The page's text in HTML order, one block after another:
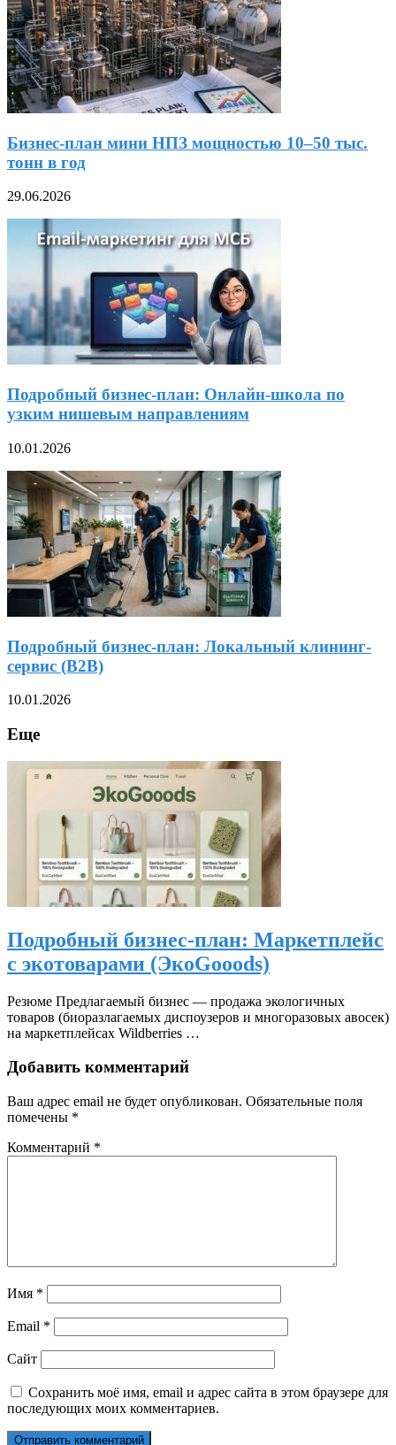
Бизнес-план мини НПЗ мощностью 10–50 тыс.
тонн в год
29.06.2026
Подробный бизнес-план: Онлайн-школа по
узким нишевым направлениям
10.01.2026
Подробный бизнес-план: Локальный клининг-
сервис (B2B)
10.01.2026
Еще
Подробный бизнес-план: Маркетплейс
с экотоварами (ЭкоGooods)
Резюме Предлагаемый бизнес — продажа экологичных
товаров (биоразлагаемых диспоузеров и многоразовых авосек)
на маркетплейсах Wildberries …
Добавить комментарий
Ваш адрес email не будет опубликован. Обязательные поля
помечены *
Комментарий *
Имя *
Email *
Сайт
Сохранить моё имя, email и адрес сайта в этом браузере для
последующих моих комментариев.